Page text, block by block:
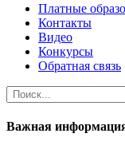
Платные
Контакты
Видео
Конкурсы
Обратная связь
Важная